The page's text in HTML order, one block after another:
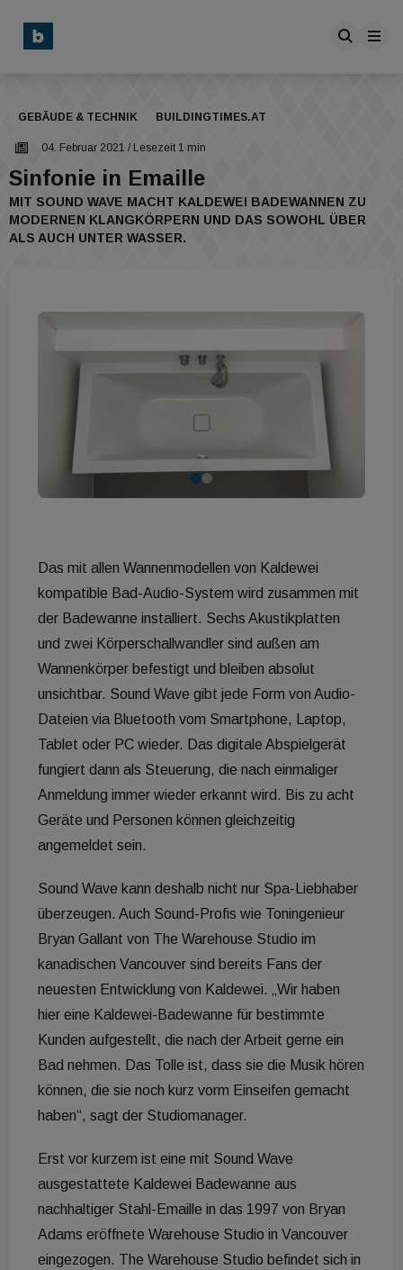
GEBÄUDE & TECHNIK BUILDINGTIMES.AT
04. Februar 2021 / Lesezeit 1 min
Sinfonie in Emaille
MIT SOUND WAVE MACHT KALDEWEI BADEWANNEN ZU
MODERNEN KLANGKÖRPERN UND DAS SOWOHL ÜBER
ALS AUCH UNTER WASSER.
Das mit allen Wannenmodellen von Kaldewei
kompatible Bad-Audio-System wird zusammen mit
der Badewanne installiert. Sechs Akustikplatten
und zwei Körperschallwandler sind außen am
Wannenkörper befestigt und bleiben absolut
unsichtbar. Sound Wave gibt jede Form von Audio-
Dateien via Bluetooth vom Smartphone, Laptop,
Tablet oder PC wieder. Das digitale Abspielgerät
fungiert dann als Steuerung, die nach einmaliger
Anmeldung immer wieder erkannt wird. Bis zu acht
Geräte und Personen können gleichzeitig
angemeldet sein.
Sound Wave kann deshalb nicht nur Spa-Liebhaber
überzeugen. Auch Sound-Profis wie Toningenieur
Bryan Gallant von The Warehouse Studio im
kanadischen Vancouver sind bereits Fans der
neuesten Entwicklung von Kaldewei. „Wir haben
hier eine Kaldewei-Badewanne für bestimmte
Kunden aufgestellt, die nach der Arbeit gerne ein
Bad nehmen. Das Tolle ist, dass sie die Musik hören
können, die sie noch kurz vorm Einseifen gemacht
haben“, sagt der Studiomanager.
Erst vor kurzem ist eine mit Sound Wave
ausgestattete Kaldewei Badewanne aus
nachhaltiger Stahl-Emaille in das 1997 von Bryan
Adams eröffnete Warehouse Studio in Vancouver
eingezogen. The Warehouse Studio befindet sich in